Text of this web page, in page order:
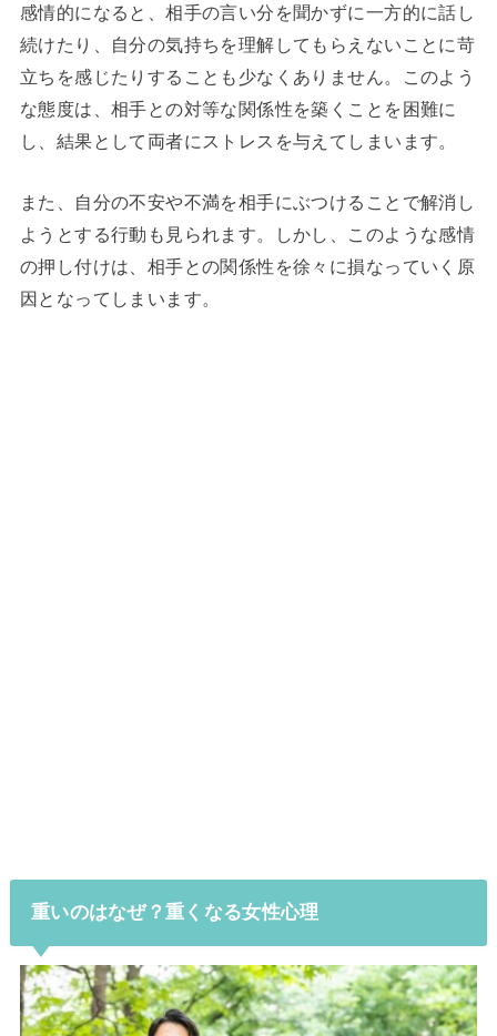
感情的になると、相手の言い分を聞かずに一方的に話し
続けたり、自分の気持ちを理解してもらえないことに苛
立ちを感じたりすることも少なくありません。このよう
な態度は、相手との対等な関係性を築くことを困難に
し、結果として両者にストレスを与えてしまいます。
また、自分の不安や不満を相手にぶつけることで解消し
ようとする行動も見られます。しかし、このような感情
の押し付けは、相手との関係性を徐々に損なっていく原
因となってしまいます。
重いのはなぜ？重くなる女性心理